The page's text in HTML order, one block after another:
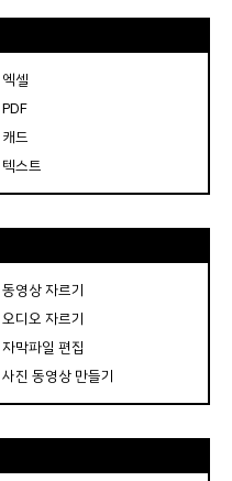
셀
드
스트
영상 자르기
디오 자르기
막파일 편집
진 동영상 만들기